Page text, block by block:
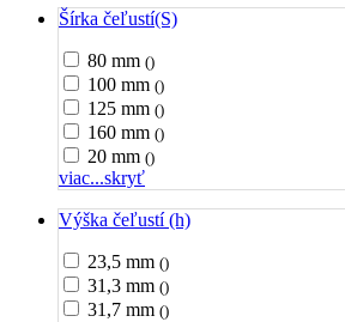
Šírka čeľustí(S)
80 mm ()
100 mm ()
125 mm ()
160 mm ()
20 mm ()
viac...skryť
Výška čeľustí (h)
23,5 mm ()
31,3 mm ()
31,7 mm ()